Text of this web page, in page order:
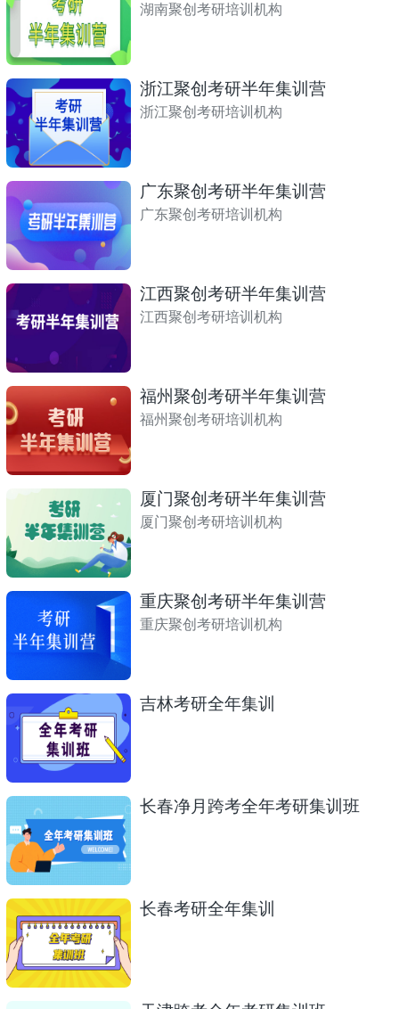
湖南聚创考研培训机构
浙江聚创考研半年集训营
浙江聚创考研培训机构
广东聚创考研半年集训营
广东聚创考研培训机构
江西聚创考研半年集训营
江西聚创考研培训机构
福州聚创考研半年集训营
福州聚创考研培训机构
厦门聚创考研半年集训营
厦门聚创考研培训机构
重庆聚创考研半年集训营
重庆聚创考研培训机构
吉林考研全年集训
长春净月跨考全年考研集训班
长春考研全年集训